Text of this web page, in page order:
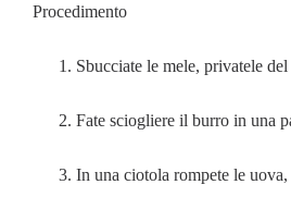
Procedimento
Sbucciate le mele, privatele
Fate sciogliere il burro in una
In una ciotola rompete le